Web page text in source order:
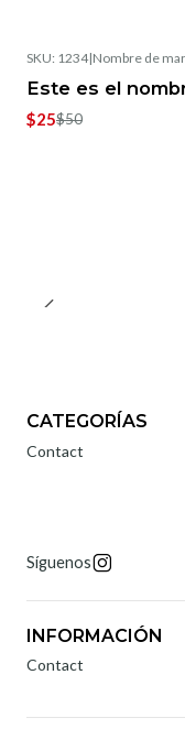
Nuevo
SKU: 1234|Nombre de
Este es el
$25$50
CATEGORÍAS
Contact
Síguenos
INFORMACIÓN
Contact